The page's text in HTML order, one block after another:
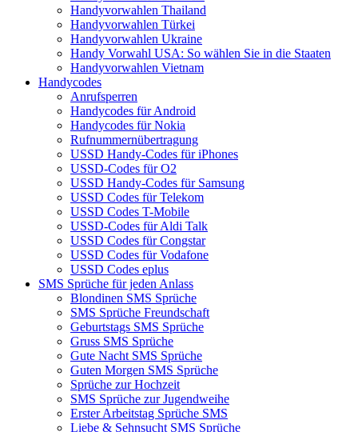
Handyvorwahlen Thailand
Handyvorwahlen Türkei
Handyvorwahlen Ukraine
Handy Vorwahl USA: So wählen Sie in die Staaten
Handyvorwahlen Vietnam
Handycodes
Anrufsperren
Handycodes für Android
Handycodes für Nokia
Rufnummernübertragung
USSD Handy-Codes für iPhones
USSD-Codes für O2
USSD Handy-Codes für Samsung
USSD Codes für Telekom
USSD Codes T-Mobile
USSD-Codes für Aldi Talk
USSD Codes für Congstar
USSD Codes für Vodafone
USSD Codes eplus
SMS Sprüche für jeden Anlass
Blondinen SMS Sprüche
SMS Sprüche Freundschaft
Geburtstags SMS Sprüche
Gruss SMS Sprüche
Gute Nacht SMS Sprüche
Guten Morgen SMS Sprüche
Sprüche zur Hochzeit
SMS Sprüche zur Jugendweihe
Erster Arbeitstag Sprüche SMS
Liebe & Sehnsucht SMS Sprüche